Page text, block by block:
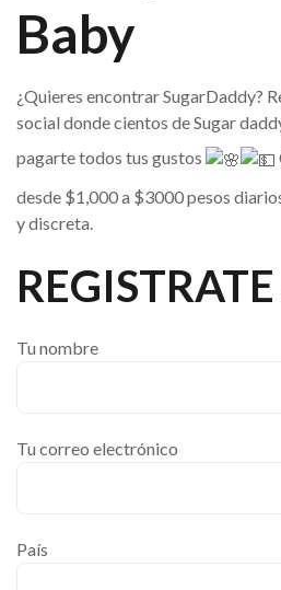
Baby
¿Quieres encontrar SugarDaddy?
social donde cientos de Sugar
pagarte todos tus gustos
desde $1,000 a $3000 pesos
y discreta.
Tu nombre
Tu correo electrónico
País